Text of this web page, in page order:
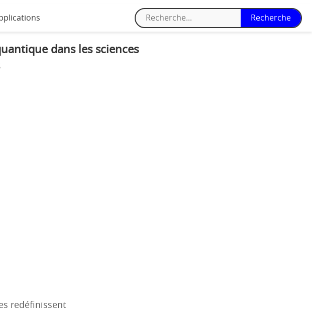
dans les sciences
redéfinissent